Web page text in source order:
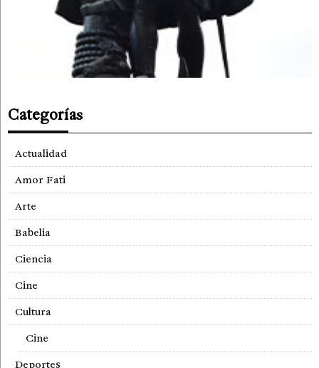
Categorías
Actualidad
Amor Fati
Arte
Babelia
Ciencia
Cine
Cultura
Cine
Deportes